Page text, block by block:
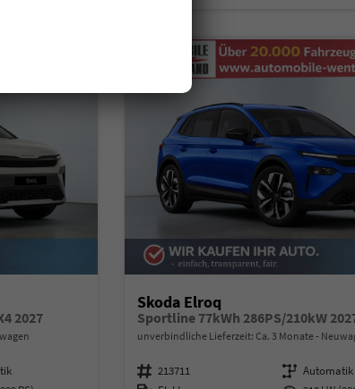
2027
Skoda Elroq
Sportline 77kWh 286PS/210kW
unverbindliche Lieferzeit: Ca. 3 Monate
Fahrzeugnummer 213711 Getriebe Automatik